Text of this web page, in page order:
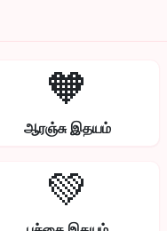
🧡
ஆரஞ்சு இதயம்
💚